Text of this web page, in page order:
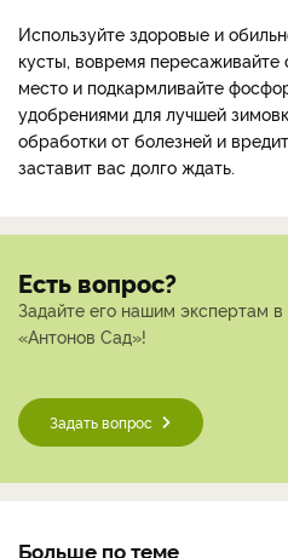
Используйте здоровые и
кусты, вовремя
место и подкармливайте
удобрениями для лучшей
обработки от болезней и
заставит вас долго ждать.
Есть вопрос?
Задайте его нашим экспертам
«Антонов Сад»!
Задать вопрос
Больше по теме